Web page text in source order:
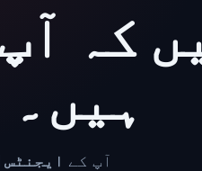
کہ
ہیں۔
آپ کے AI ایجنٹس